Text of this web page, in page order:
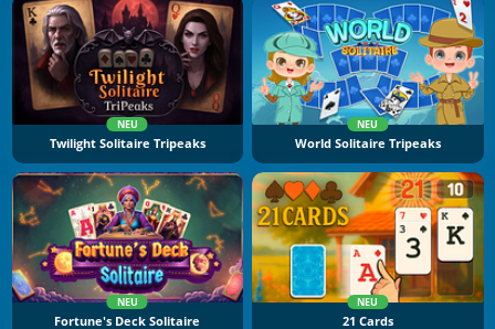
NEU
Twilight Solitaire Tripeaks
NEU
World Solitaire Tripeaks
NEU
Fortune's Deck Solitaire
NEU
21 Cards